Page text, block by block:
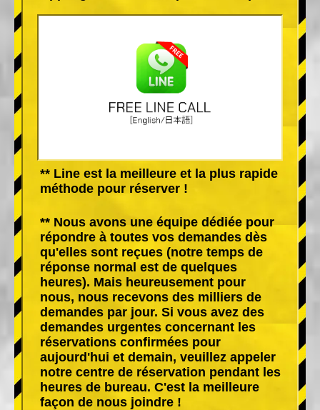
** Line est la meilleure et la plus rapide
méthode pour réserver !
** Nous avons une équipe dédiée pour
répondre à toutes vos demandes dès
qu'elles sont reçues (notre temps de
réponse normal est de quelques
heures). Mais heureusement pour
nous, nous recevons des milliers de
demandes par jour. Si vous avez des
demandes urgentes concernant les
réservations confirmées pour
aujourd'hui et demain, veuillez appeler
notre centre de réservation pendant les
heures de bureau. C'est la meilleure
façon de nous joindre !